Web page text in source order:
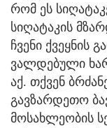
რომ ეს
სიღატაკის
ჩვენი ქვეყნის
ვალდებული
აქ. თქვენ
გავზარდეთო
მოსახლეობის